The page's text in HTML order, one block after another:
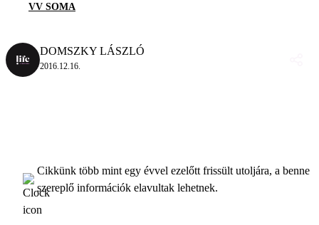
VV SOMA
DOMSZKY LÁSZLÓ
2016.12.16.
Cikkünk több mint egy évvel ezelőtt frissült utoljára, a benne
szereplő információk elavultak lehetnek.